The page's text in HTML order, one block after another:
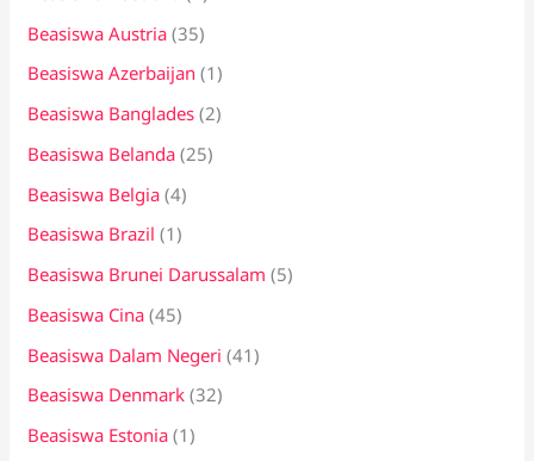
Beasiswa Austria (35)
Beasiswa Azerbaijan (1)
Beasiswa Banglades (2)
Beasiswa Belanda (25)
Beasiswa Belgia (4)
Beasiswa Brazil (1)
Beasiswa Brunei Darussalam (5)
Beasiswa Cina (45)
Beasiswa Dalam Negeri (41)
Beasiswa Denmark (32)
Beasiswa Estonia (1)